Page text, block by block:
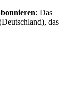
: Das
das